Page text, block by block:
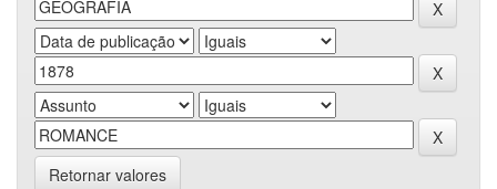
Retornar valores